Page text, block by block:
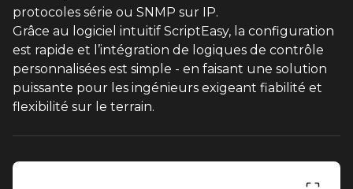
protocoles série ou SNMP sur IP.
Grâce au logiciel intuitif ScriptEasy, la configuration
est rapide et l’intégration de logiques de contrôle
personnalisées est simple - en faisant une solution
puissante pour les ingénieurs exigeant fiabilité et
flexibilité sur le terrain.